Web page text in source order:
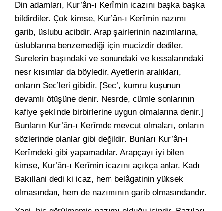
Din adamları, Kur’ân-ı Kerîmin icazını başka başka
bildirdiler. Çok kimse, Kur’ân-ı Kerîmin nazımı
garib, üslubu acibdir. Arap şairlerinin nazımlarına,
üslublarına benzemediği için mucizdir dediler.
Surelerin başındaki ve sonundaki ve kıssalarındaki
nesr kısımlar da böyledir. Ayetlerin aralıkları,
onların Sec’leri gibidir. [Sec’, kumru kuşunun
devamlı ötüşüne denir. Nesrde, cümle sonlarının
kafiye şeklinde birbirlerine uygun olmalarına denir.]
Bunların Kur’ân-ı Kerîmde mevcut olmaları, onların
sözlerinde olanlar gibi değildir. Bunları Kur’ân-ı
Kerîmdeki gibi yapamadılar. Arapçayı iyi bilen
kimse, Kur’ân-ı Kerîmin icazını açıkça anlar. Kadı
Bakıllani dedi ki icaz, hem belâgatinin yüksek
olmasından, hem de nazımının garib olmasındandır.